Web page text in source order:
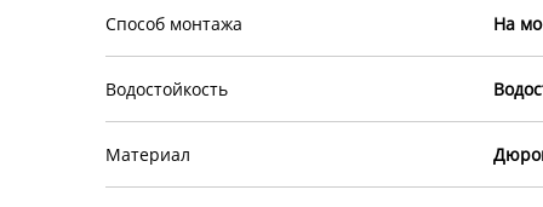
Способ монтажа На
Водостойкость
Материал